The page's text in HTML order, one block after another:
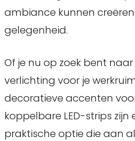
ambiance kunnen
gelegenheid.
Of je nu op zoek bent
verlichting voor je
decoratieve accenten
koppelbare LED-strips zijn
praktische optie die aan